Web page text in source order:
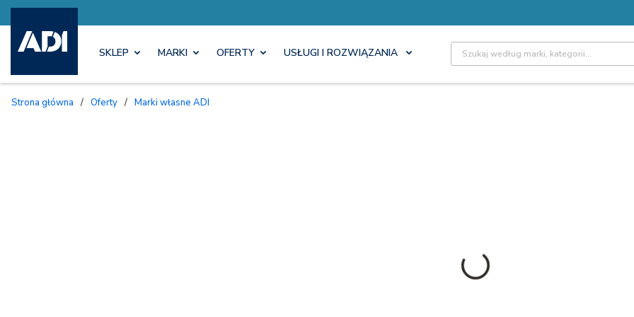
SKLEP MARKI OFERTY USŁUGI I ROZWIĄZANIA Site Search
Strona główna / Oferty / Marki własne ADI